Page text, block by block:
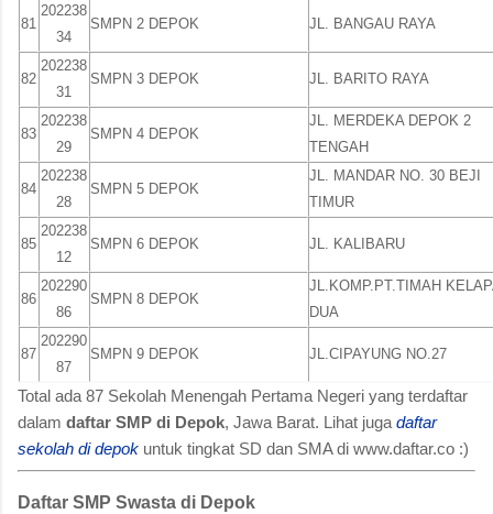
81
202238
34
SMPN 2 DEPOK JL. BANGAU RAYA
82
202238
31
SMPN 3 DEPOK JL. BARITO RAYA
83
202238
29
SMPN 4 DEPOK
JL. MERDEKA DEPOK 2
TENGAH
84
202238
28
SMPN 5 DEPOK
JL. MANDAR NO. 30 BEJI
TIMUR
85
202238
12
SMPN 6 DEPOK JL. KALIBARU
86
202290
86
SMPN 8 DEPOK
JL.KOMP.PT.TIMAH
DUA
87
202290
87
SMPN 9 DEPOK JL.CIPAYUNG NO.27
Total ada 87 Sekolah Menengah Pertama Negeri yang terdaftar
dalam daftar SMP di Depok, Jawa Barat. Lihat juga daftar
sekolah di depok untuk tingkat SD dan SMA di www.daftar.co :)
Daftar SMP Swasta di Depok